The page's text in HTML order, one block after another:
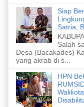
Siap
Satria,
Salah
Desa (Bacakades)
yang akrab di s...
HPN